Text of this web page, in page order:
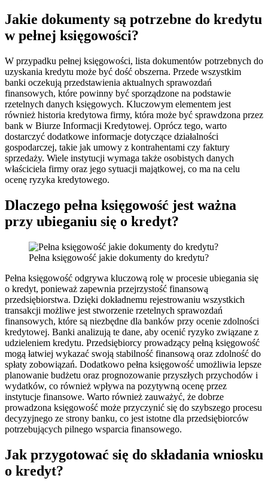
Jakie dokumenty są potrzebne do kredytu
w pełnej księgowości?
W przypadku pełnej księgowości, lista dokumentów potrzebnych do
uzyskania kredytu może być dość obszerna. Przede wszystkim
banki oczekują przedstawienia aktualnych sprawozdań
finansowych, które powinny być sporządzone na podstawie
rzetelnych danych księgowych. Kluczowym elementem jest
również historia kredytowa firmy, która może być sprawdzona przez
bank w Biurze Informacji Kredytowej. Oprócz tego, warto
dostarczyć dodatkowe informacje dotyczące działalności
gospodarczej, takie jak umowy z kontrahentami czy faktury
sprzedaży. Wiele instytucji wymaga także osobistych danych
właściciela firmy oraz jego sytuacji majątkowej, co ma na celu
ocenę ryzyka kredytowego.
Dlaczego pełna księgowość jest ważna
przy ubieganiu się o kredyt?
Pełna księgowość jakie dokumenty do kredytu?
Pełna księgowość odgrywa kluczową rolę w procesie ubiegania się
o kredyt, ponieważ zapewnia przejrzystość finansową
przedsiębiorstwa. Dzięki dokładnemu rejestrowaniu wszystkich
transakcji możliwe jest stworzenie rzetelnych sprawozdań
finansowych, które są niezbędne dla banków przy ocenie zdolności
kredytowej. Banki analizują te dane, aby ocenić ryzyko związane z
udzieleniem kredytu. Przedsiębiorcy prowadzący pełną księgowość
mogą łatwiej wykazać swoją stabilność finansową oraz zdolność do
spłaty zobowiązań. Dodatkowo pełna księgowość umożliwia lepsze
planowanie budżetu oraz prognozowanie przyszłych przychodów i
wydatków, co również wpływa na pozytywną ocenę przez
instytucje finansowe. Warto również zauważyć, że dobrze
prowadzona księgowość może przyczynić się do szybszego procesu
decyzyjnego ze strony banku, co jest istotne dla przedsiębiorców
potrzebujących pilnego wsparcia finansowego.
Jak przygotować się do składania wniosku
o kredyt?